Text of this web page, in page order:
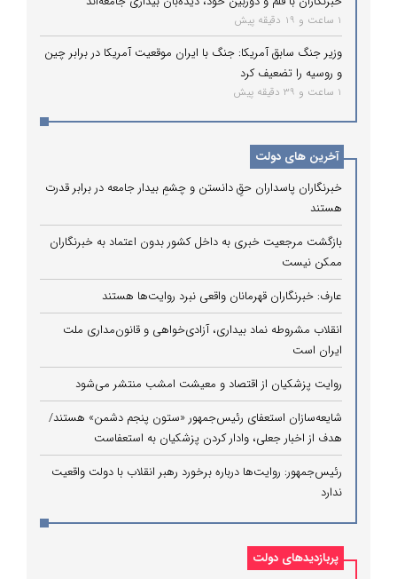
1 ساعت و 19 دقیقه پیش
وزیر جنگ سابق آمریکا: جنگ با ایران موقعیت آمریکا در برابر چین
و روسیه را تضعیف کرد
1 ساعت و 39 دقیقه پیش
آخرین های دولت
خبرنگاران پاسداران حقِ دانستن و چشمِ بیدار جامعه در برابر قدرت
هستند
بازگشت مرجعیت خبری به داخل کشور بدون اعتماد به خبرنگاران
ممکن نیست
عارف: خبرنگاران قهرمانان واقعی نبرد روایت‌ها هستند
انقلاب مشروطه نماد بیداری، آزادی‌خواهی و قانون‌مداری ملت
ایران است
روایت پزشکیان از اقتصاد و معیشت امشب منتشر می‌شود
شایعه‌سازان استعفای رئیس‌جمهور «ستون پنجم دشمن» هستند/
هدف از اخبار جعلی، وادار کردن پزشکیان به استعفاست
رئیس‌جمهور: روایت‌ها درباره برخورد رهبر انقلاب با دولت واقعیت
ندارد
پربازدیدهای دولت